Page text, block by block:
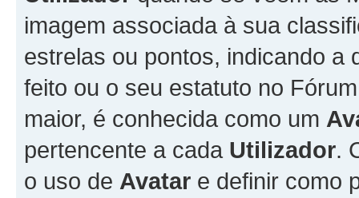
imagem associada à sua
estrelas ou pontos, indicando a
feito ou o seu estatuto no
maior, é conhecida como um
pertencente a cada Utilizador.
o uso de Avatar e definir como